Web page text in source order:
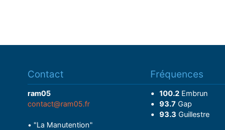
Contact
ram05
contact@ram05.fr
• "La Manutention"
Fréquences
100.2Embrun
93.7 Gap
93.3 Guillestre